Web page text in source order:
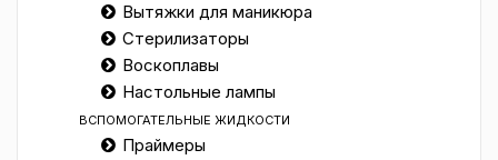
Вытяжки для маникюра
Стерилизаторы
Воскоплавы
Настольные лампы
ВСПОМОГАТЕЛЬНЫЕ ЖИДКОСТИ
Праймеры